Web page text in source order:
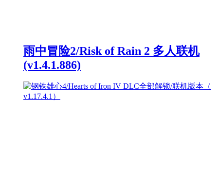
雨中冒险2/Risk of Rain 2 多人联机
(v1.4.1.886)